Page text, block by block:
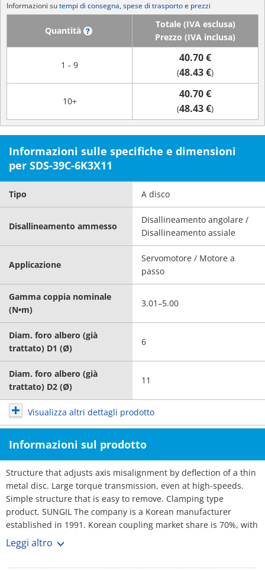
Informazioni sutempi di consegna, spese di trasportoe prezzi
Quantità
Totale (IVA esclusa)
Prezzo (IVA inclusa)
1 - 9
40.70 €
(48.43 €)
10+
40.70 €
(48.43 €)
Informazioni sulle specifiche e dimensioni
per SDS-39C-6K3X11
Tipo A disco
Disallineamento ammesso
Disallineamento angolare /
Disallineamento assiale
Applicazione
Servomotore / Motore a
passo
Gamma coppia nominale
(N•m)
3.01–5.00
Diam. foro albero (già
trattato) D1 (Ø)
6
Diam. foro albero (già
trattato) D2 (Ø)
11
Visualizza altri dettagli prodotto
Informazioni sul prodotto
Structure that adjusts axis misalignment by deflection of a thin
metal disc. Large torque transmission, even at high-speeds.
Simple structure that is easy to remove. Clamping type
product. SUNGIL The company is a Korean manufacturer
established in 1991. Korean coupling market share is 70%, with
over 3,000 customers. No1 maker. Rich selection, and short
lead-times.
Leggi altro